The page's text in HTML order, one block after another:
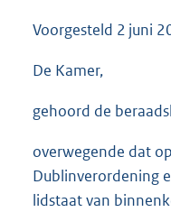
Voorgesteld 2 juni
De Kamer,
gehoord de
overwegende dat
Dublinverordening
lidstaat van